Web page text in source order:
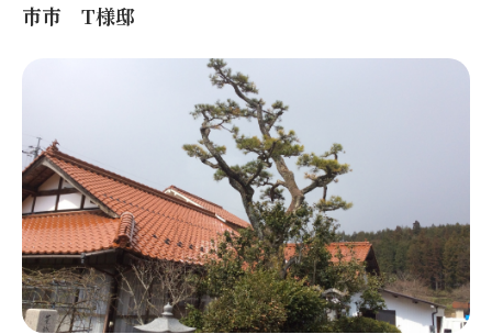
市市 T様邸